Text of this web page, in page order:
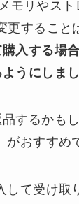
モリやスト
更すること
購入する場
うにしまし
するかも
おすすめ
して受け取